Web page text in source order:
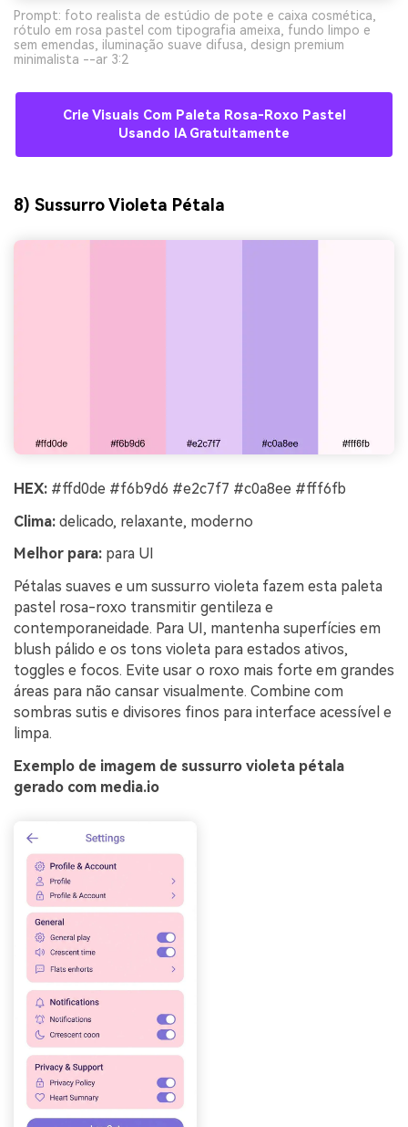
Prompt: foto realista de estúdio de pote e caixa cosmética,
rótulo em rosa pastel com tipografia ameixa, fundo limpo e
sem emendas, iluminação suave difusa, design premium
minimalista --ar 3:2
Crie Visuais Com Paleta Rosa-Roxo Pastel
Usando IA Gratuitamente
8) Sussurro Violeta Pétala
HEX: #ffd0de #f6b9d6 #e2c7f7 #c0a8ee #fff6fb
Clima: delicado, relaxante, moderno
Melhor para: para UI
Pétalas suaves e um sussurro violeta fazem esta paleta
pastel rosa-roxo transmitir gentileza e
contemporaneidade. Para UI, mantenha superfícies em
blush pálido e os tons violeta para estados ativos,
toggles e focos. Evite usar o roxo mais forte em grandes
áreas para não cansar visualmente. Combine com
sombras sutis e divisores finos para interface acessível e
limpa.
Exemplo de imagem de sussurro violeta pétala
gerado com media.io